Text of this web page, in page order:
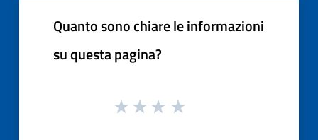
Quanto sono chiare le informazioni
su questa pagina?